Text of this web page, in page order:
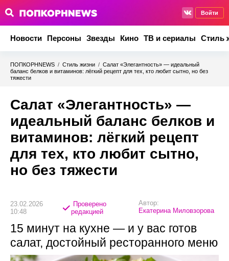
Войти
Новости Персоны Звезды Кино ТВ и сериалы Стиль
ПОПКОРНNEWS / Стиль жизни / Салат «Элегантность» — идеальный
баланс белков и витаминов: лёгкий рецепт для тех, кто любит сытно, но без
тяжести
Салат «Элегантность» —
идеальный баланс белков и
витаминов: лёгкий рецепт
для тех, кто любит сытно,
но без тяжести
23.02.2026
10:48
Проверено
редакцией
Автор:
Екатерина Миловзорова
15 минут на кухне — и у вас готов
салат, достойный ресторанного меню